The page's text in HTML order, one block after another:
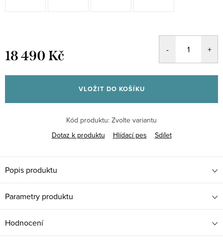
18 490 Kč
cena:
VLOŽIT DO KOŠÍKU
Kód produktu: Zvolte variantu
Dotaz k produktu
Hlídací pes Sdílet
Popis produktu
Parametry produktu
Hodnocení